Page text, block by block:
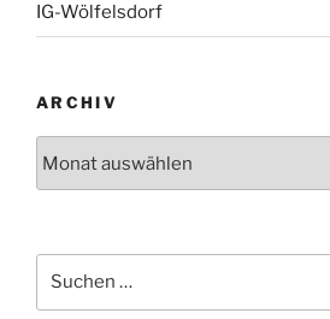
IG-Wölfelsdorf
ARCHIV
nach: